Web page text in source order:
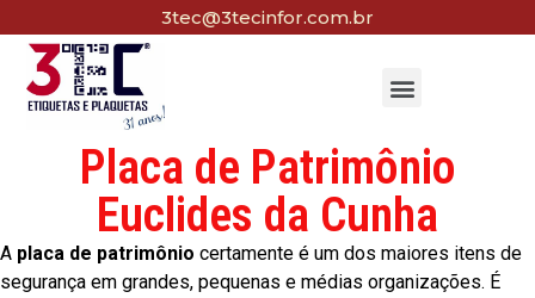
3tec@3tecinfor.com.br
Placa de Patrimônio
Euclides da Cunha
A placa de patrimônio certamente é um dos maiores itens de
segurança em grandes, pequenas e médias organizações. É